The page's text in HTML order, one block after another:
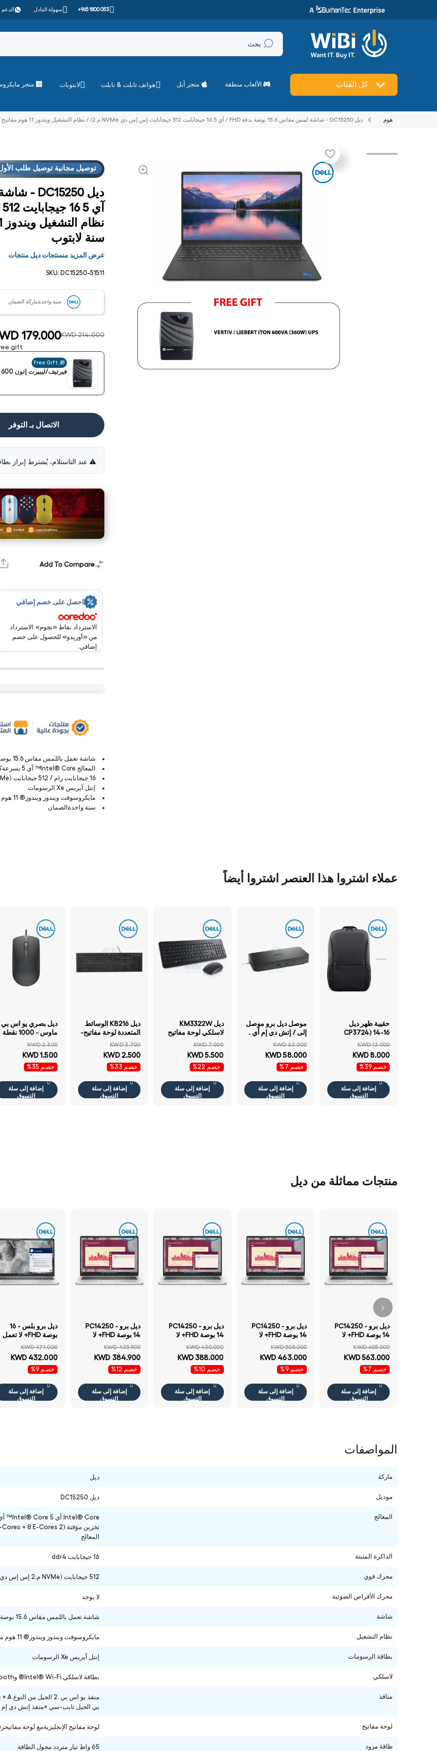
تخطي إلى المحتوى +965 1800 053 سهولة التبادل
بحث
كل الفئات
🔥العروض الألعاب منطقة متجر آبل هواتف تابلت & تابلت لابتوبات متجر
هوم ديل DC15250 - شاشة لمس مقاس 15.6 بوصة بدقة FHD / آي 5 16 جيجابايت 512 جيجابايت إس إس دي NVMe م.2) / نظام التشغيل ويندوز 11 هوم مفاتيح الإنجليزية مفاتيح ضمان سنة لابتوب
تخطي إلى منتج معلومات
توصيل مجانية توصيل طلب الأول
توصيل مجانية توصيل طلب
الأكثر مبيعًا بيع سريع
سنة لابتوب
عرض المزيد منمنتجات ديل منتجات
SKU: DC15250-51511
سنة واحدةماركة الضمان
KWD 214.000
179.000
gift:
🎁 Free Gift
فيرتيف/ليبيرت إتون 600 فولت أمبير (360 واط) يو بي إس
الاتصال بـ التوفر
⚠️ عند التاستلام، يُشترط إبراز
Add To Compare
احصل على خصم إضافي
الاسترداد نقاط «نجوم» الاسترداد
من «أوريدو» للحصول على خصم
إضافي.
شاشة تعمل باللمس مقاس 15.6 بوصة بدقة Full HD (1920 × 1080) ومضادة للانعكاس
المعالج Intel® Core™ آي 5 بسرعةكور .30 جيجاهرتز (كور )كور .90 جيجاهرتز (كور )
16 جيجابايت رام / 512 جيجابايت (NVMe م.2 إس إس دي)
إنتل آيريس Xe الرسومات
مايكروسوفت ويندوز ويندوز® 11 هوم مثبتة مسبقا)
سنة واحدةالضمان
عملاء اشتروا هذا العنصر اشتروا أيضاً
حقيبة ظهر ديل
CP3724) 14-16
KWD 13.000
KWD 8.000
خصم 39%
إضافة إلى سلة
التسوق
موصل ديل برو موصل
إلى / إتش دي إم أي .
يو اس بي 3.2 الجيل يو
RJ45 / أسود
KWD 62.000
KWD 58.000
خصم 7%
إضافة إلى سلة
التسوق
ديل KM3322W
لاسلكي لوحة مفاتيح
نقطة في البوصة /
لاسلكي / أسود /
لوحة مفاتيح ماوس
كومبو
KWD 7.000
KWD 5.500
خصم 22%
إضافة إلى سلة
التسوق
ديل KB216 الوسائط
المتعددة لوحة مفاتيح-
مفاتيح
KWD 3.700
KWD 2.500
خصم 33%
إضافة إلى سلة
التسوق
ديل بصري يو اس بي
ماوس - 1000 نقطة
أسود - ماوس
KWD 2.300
KWD 1.500
خصم 35%
إضافة إلى سلة
التسوق
منتجات مماثلة من ديل
ديل برو PC14250 -
14 بوصة FHD+ لا
512 جيجابايت إس إس
تشغيل) ضمان سنة
لابتوب
KWD 605.000
KWD 563.000
خصم 7%
إضافة إلى سلة
التسوق
ديل برو PC14250 -
14 بوصة FHD+ لا
512 جيجابايت إس إس
تشغيل) ضمان سنة
لابتوب
KWD 505.000
KWD 463.000
خصم 9%
إضافة إلى سلة
التسوق
ديل برو PC14250 -
14 بوصة FHD+ لا
512 جيجابايت إس إس
تشغيل) ضمان سنة
لابتوب
KWD 430.000
KWD 388.000
خصم 10%
إضافة إلى سلة
التسوق
ديل برو PC14250 -
14 بوصة FHD+ لا
512 جيجابايت إس إس
تشغيل) ضمان سنة
لابتوب
KWD 435.900
KWD 384.900
خصم 12%
إضافة إلى سلة
التسوق
ديل برو بلس - 16
بوصة FHD+ لا تعمل
جيجابايت إس إس دي
KWD 471.000
KWD 432.000
خصم 9%
إضافة إلى سلة
التسوق
المواصفات
ماركة ديل
موديل ديل DC15250
المعالج
المعالج
الذاكرة المثبتة 16 جيجابايت ddr4
محرك قوي 512 جيجابايت (NVMe م.2 إس إس دي)
محرك الأقراص الضوئية لا يوجد
شاشة شاشة تعمل باللمس مقاس 15.6 بوصة بدقة Full HD (1920 × 1080) ومضادة للانعكاس
نظام التشغيل مايكروسوفت ويندوز ويندوز® 11 هوم مثبتة مسبقا)
بطاقة الرسومات إنتل آيريس Xe الرسومات
لاسلكي بطاقة لاسلكي Intel® Wi-Fi® وBluetooth®
منافذ
بي الجيل تايب-سي ×منفذ إتش دي إم أي .4 × إتش دي إم أي مقبس الصوت عالمي ×
لوحة مفاتيح لوحة مفاتيح الإنجليزيةمع لوحة
طاقة مزود 65 واط تيار متردد محول الطاقة